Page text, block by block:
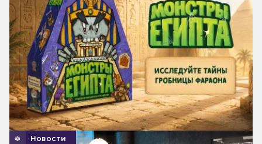
Новости